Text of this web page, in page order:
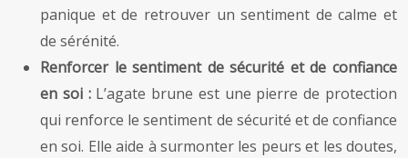
panique et de retrouver un sentiment de calme et
de sérénité.
Renforcer le sentiment de sécurité et de confiance
en soi : L’agate brune est une pierre de protection
qui renforce le sentiment de sécurité et de confiance
en soi. Elle aide à surmonter les peurs et les doutes,